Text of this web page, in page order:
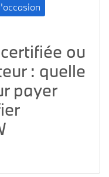
ou
: quelle
payer